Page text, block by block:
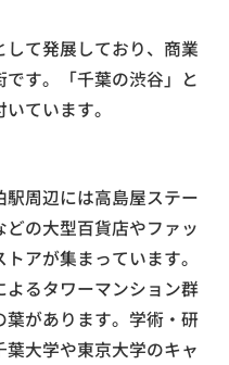
て発展しており、商業
す。「千葉の渋谷」と
ています。
周辺には高島屋ステー
の大型百貨店やファッ
アが集まっています。
るタワーマンション群
があります。学術・研
大学や東京大学のキャ